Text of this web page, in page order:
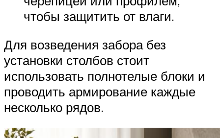
чтобы защитить от влаги.
Для возведения забора без
установки столбов стоит
использовать полнотелые блоки и
проводить армирование каждые
несколько рядов.